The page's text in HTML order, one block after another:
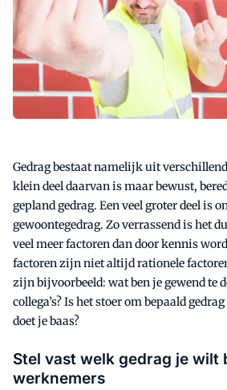
Gedrag bestaat namelijk uit
klein deel daarvan is maar bewust,
gepland gedrag. Een veel groter deel is
gewoontegedrag. Zo verrassend is het
veel meer factoren dan door kennis
factoren zijn niet altijd rationele
zijn bijvoorbeeld: wat ben je gewend te
collega’s? Is het stoer om bepaald
doet je baas?
Stel vast welk gedrag je wilt
werknemers